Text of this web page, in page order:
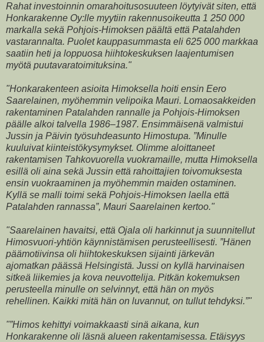
Rahat investoinnin omarahoitusosuuteen löytyivät siten, että
Honkarakenne Oy:lle myytiin rakennusoikeutta 1 250 000
markalla sekä Pohjois-Himoksen päältä että Patalahden
vastarannalta. Puolet kauppasummasta eli 625 000 markkaa
saatiin heti ja loppuosa hiihtokeskuksen laajentumisen
myötä puutavaratoimituksina."
"Honkarakenteen asioita Himoksella hoiti ensin Eero
Saarelainen, myöhemmin velipoika Mauri. Lomaosakkeiden
rakentaminen Patalahden rannalle ja Pohjois-Himoksen
päälle alkoi talvella 1986–1987. Ensimmäisenä valmistui
Jussin ja Päivin työsuhdeasunto Himos­tupa. ”Minulle
kuuluivat kiinteistökysymykset. Olimme aloittaneet
rakentamisen Tahkovuorella vuokramaille, mutta Himoksella
esillä oli aina sekä Jussin että rahoittajien toivomuksesta
ensin vuokraaminen ja myöhemmin maiden ostaminen.
Kyllä se malli toimi sekä Pohjois-Himoksen laella että
Patalahden rannassa”, Mauri Saarelainen kertoo."
"Saarelainen havaitsi, että Ojala oli harkinnut ja suunnitellut
Himosvuori-yhtiön käynnistämisen perusteellisesti. ”Hänen
päämotiivinsa oli hiihtokeskuksen sijainti järkevän
ajomatkan päässä Helsingistä. Jussi on kyllä harvinaisen
sitkeä liikemies ja kova neuvottelija. Pitkän kokemuksen
perusteella minulle on selvinnyt, että hän on myös
rehellinen. Kaikki mitä hän on luvannut, on tullut tehdyksi.”"
"”Himos kehittyi voimakkaasti sinä aikana, kun
Honkarakenne oli läsnä alueen rakentamisessa. Etäisyys